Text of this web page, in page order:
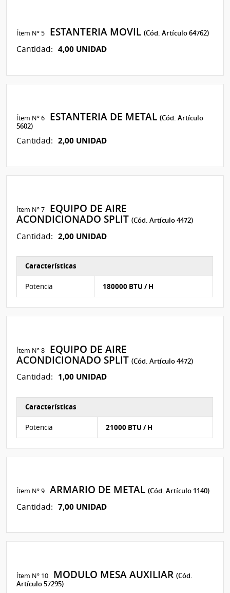
Ítem Nº 5 ESTANTERIA MOVIL(Cód. Artículo 64762)
Cantidad: 4,00 UNIDAD
Ítem Nº 6 ESTANTERIA DE METAL(Cód. Artículo
5602)
Cantidad: 2,00 UNIDAD
Ítem Nº 7
EQUIPO DE AIRE
ACONDICIONADO SPLIT(Cód. Artículo 4472)
Cantidad: 2,00 UNIDAD
Características
Potencia 180000 BTU / H
Ítem Nº 8
EQUIPO DE AIRE
ACONDICIONADO SPLIT(Cód. Artículo 4472)
Cantidad: 1,00 UNIDAD
Características
Potencia 21000 BTU / H
Ítem Nº 9 ARMARIO DE METAL(Cód. Artículo 1140)
Cantidad: 7,00 UNIDAD
Ítem Nº 10 MODULO MESA AUXILIAR(Cód.
Artículo 57295)